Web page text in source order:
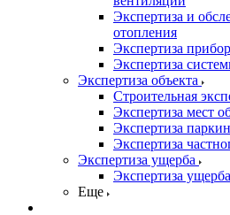
Экспертиза и
отопления
Экспертиза
Экспертиза
Экспертиза объекта
Строительная
Экспертиза мест
Экспертиза
Экспертиза
Экспертиза ущерба
Экспертиза
Еще